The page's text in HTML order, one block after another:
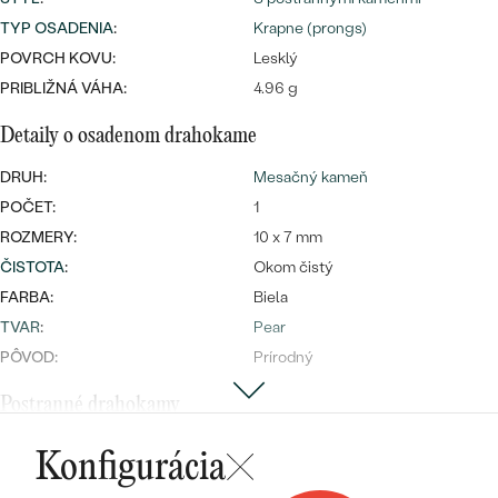
Wave kolekcia
OBJAVIŤ
PODĽA TVARU DRAHOKAMU
NA MIERU
DIAMANTY
náušnice
Personalizované
OBJAVIŤ
Najpredávanejšie
prstene
PREZRIEŤ
TYP OSADENIA:
Krapne (prongs)
POVRCH KOVU:
Lesklý
PRIBLIŽNÁ VÁHA:
4.96 g
Detaily o osadenom drahokame
DRUH:
Mesačný kameň
POČET:
1
ROZMERY:
10 x 7 mm
ČISTOTA:
Okom čistý
FARBA:
Biela
TVAR:
Pear
PÔVOD:
Prírodný
Postranné drahokamy
DRUH:
POČET:Konfigurácia